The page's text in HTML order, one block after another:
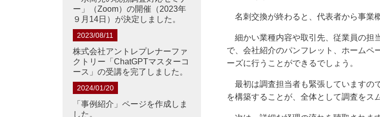
名刺交換が終わると、代表者から事業
細かい業種内容や取引先、従業員の担
で、会社紹介のパンフレット、ホームペ
ーズに行うことができるでしょう。
最初は調査担当者も緊張していますの
を構築することが、全体として調査をス
ー」（Zoom）の開催（2023年
９月14日）が決定しました。
2023/08/11
株式会社アントレプレナーファ
クトリー「ChatGPTマスターコ
ース」の受講を完了しました。
2024/01/20
「事例紹介」ページを作成しま
した。